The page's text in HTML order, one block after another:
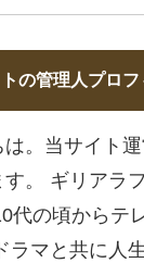
の管理人プロフ
は。当サイト
す。 ギリアラ
代の頃からテ
ラマと共に人